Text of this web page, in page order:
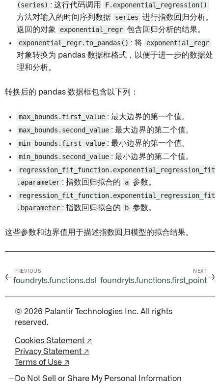
(series) : 这行代码调用
F.exponential_regression()
方法对输入的时间序列数据 series 进行指数回归分析。
返回的对象
exponential_regr 包含回归分析的结果。
exponential_regr.to_pandas() : 将 exponential_regr
对象转换为 pandas 数据框格式，以便于进一步的数据处
理和分析。
转换后的 pandas 数据框包含以下列：
max_bounds.first_value : 最大边界的第一个值。
max_bounds.second_value : 最大边界的第二个值。
min_bounds.first_value : 最小边界的第一个值。
min_bounds.second_value : 最小边界的第二个值。
regression_fit_function.exponential_regression_fit
.aparameter : 指数回归拟合的 a 参数。
regression_fit_function.exponential_regression_fit
.bparameter : 指数回归拟合的 b 参数。
这些参数和边界值用于描述指数回归模型的拟合结果。
←
PREVIOUS
foundryts.functions.dsl
NEXT
foundryts.functions.first_point→
© 2026 Palantir Technologies Inc. All rights
reserved.
Cookies Statement ↗
Privacy Statement ↗
Terms of Use ↗
Do Not Sell or Share My Personal Information